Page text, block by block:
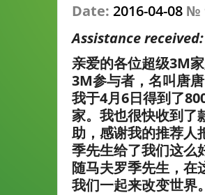
Date: 2016-04-08 №
Assistance
亲爱的各位超级3M
3M参与者，名叫唐
我于4月6日得到了
家。我也很快收到了
助，感谢我的推荐人
季先生给了我们这么
随马夫罗季先生，在
我们一起来改变世界